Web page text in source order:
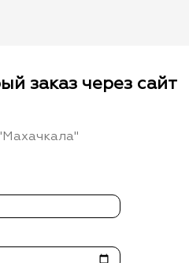
заказ через сайт